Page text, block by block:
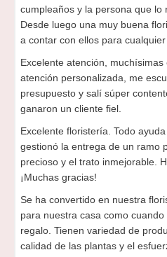
cumpleaños y la persona que lo
Desde luego una muy buena
a contar con ellos para cualquier
Excelente atención,
atención personalizada, me
presupuesto y salí súper
ganaron un cliente fiel.
Excelente floristería. Todo
gestionó la entrega de un ramo
precioso y el trato inmejorable.
¡Muchas gracias!
Se ha convertido en nuestra
para nuestra casa como
regalo. Tienen variedad de
calidad de las plantas y el